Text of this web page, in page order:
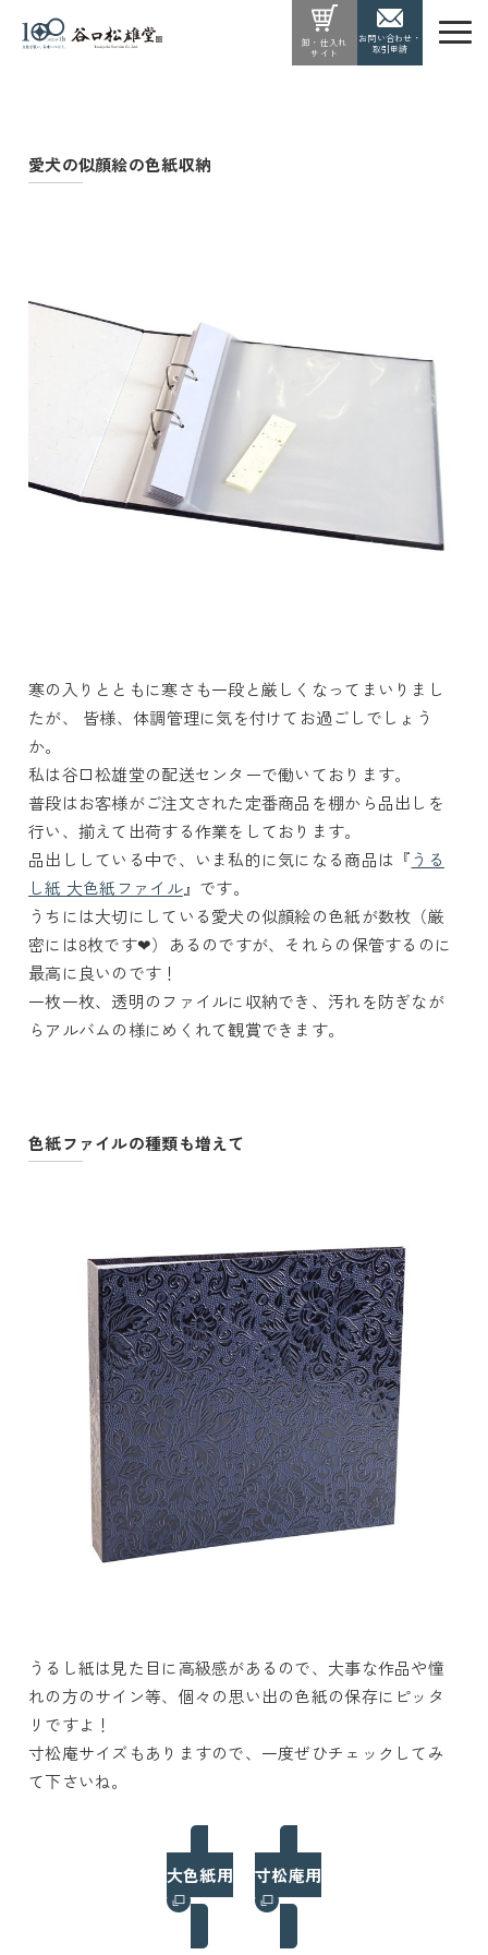
卸・仕入れ
サイト
お問い合わせ・
取引申請
愛犬の似顔絵の色紙収納
寒の入りとともに寒さも一段と厳しくなってまいりまし
たが、 皆様、体調管理に気を付けてお過ごしでしょう
か。
私は谷口松雄堂の配送センターで働いております。
普段はお客様がご注文された定番商品を棚から品出しを
行い、揃えて出荷する作業をしております。
品出ししている中で、いま私的に気になる商品は『 うる
し紙 大色紙ファイル』です。
うちには大切にしている愛犬の似顔絵の色紙が数枚（厳
密には8枚です❤）あるのですが、それらの保管するのに
最高に良いのです！
一枚一枚、透明のファイルに収納でき、汚れを防ぎなが
らアルバムの様にめくれて観賞できます。
色紙ファイルの種類も増えて
うるし紙は見た目に高級感があるので、大事な作品や憧
れの方のサイン等、個々の思い出の色紙の保存にピッタ
リですよ！
寸松庵サイズもありますので、一度ぜひチェックしてみ
て下さいね。
大色紙用 寸松庵用